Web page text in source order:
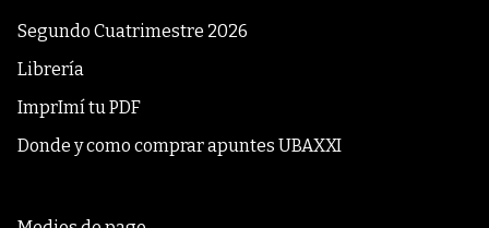
Segundo Cuatrimestre 2026
Librería
ImprImí tu PDF
Donde y como comprar apuntes UBAXXI